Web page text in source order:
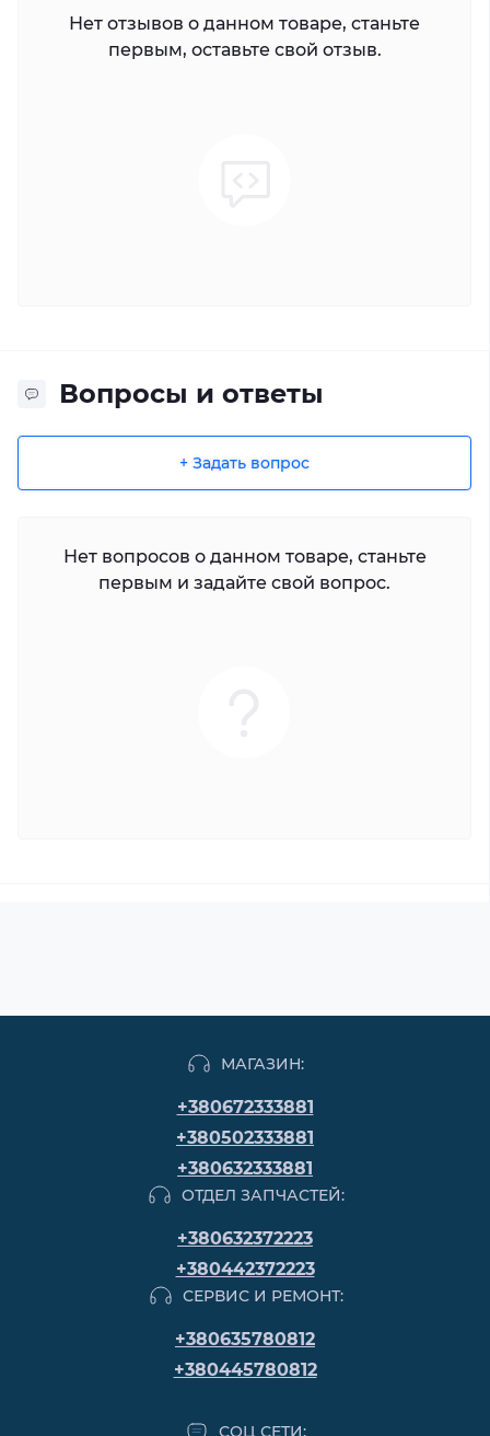
Нет отзывов о данном товаре, станьте
первым, оставьте свой отзыв.
Вопросы и ответы
+ Задать вопрос
Нет вопросов о данном товаре, станьте
первым и задайте свой вопрос.
МАГАЗИН:
+380672333881
+380502333881
+380632333881
ОТДЕЛ ЗАПЧАСТЕЙ:
+380632372223
+380442372223
СЕРВИС И РЕМОНТ:
+380635780812
+380445780812
СОЦ СЕТИ: